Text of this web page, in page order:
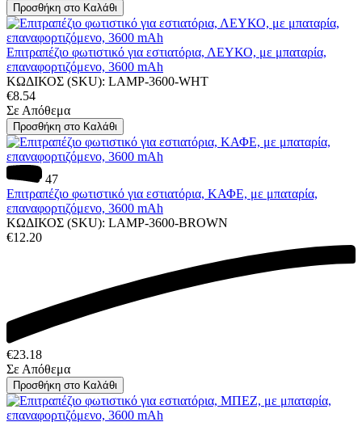
Προσθήκη στο Καλάθι
Επιτραπέζιο φωτιστικό για εστιατόρια, ΛΕΥΚΟ, με μπαταρία,
επαναφορτιζόμενο, 3600 mAh
ΚΩΔΙΚΟΣ (SKU): LAMP-3600-WHT
€8.54
Σε Απόθεμα
Προσθήκη στο Καλάθι
47
Επιτραπέζιο φωτιστικό για εστιατόρια, ΚΑΦΕ, με μπαταρία,
επαναφορτιζόμενο, 3600 mAh
ΚΩΔΙΚΟΣ (SKU): LAMP-3600-BROWN
€12.20
€23.18
Σε Απόθεμα
Προσθήκη στο Καλάθι